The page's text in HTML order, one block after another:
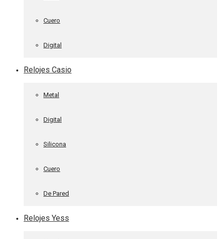
Cuero
Digital
Relojes Casio
Metal
Digital
Silicona
Cuero
De Pared
Relojes Yess